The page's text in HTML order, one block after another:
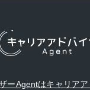
ーAgentはキャリア